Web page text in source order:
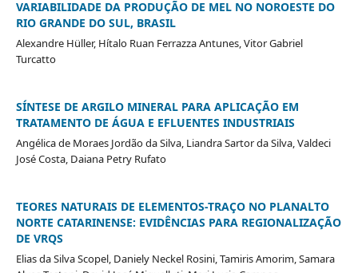
VARIABILIDADE DA PRODUÇÃO DE MEL NO NOROESTE DO
RIO GRANDE DO SUL, BRASIL
Alexandre Hüller, Hítalo Ruan Ferrazza Antunes, Vitor Gabriel
Turcatto
SÍNTESE DE ARGILO MINERAL PARA APLICAÇÃO EM
TRATAMENTO DE ÁGUA E EFLUENTES INDUSTRIAIS
Angélica de Moraes Jordão da Silva, Liandra Sartor da Silva, Valdeci
José Costa, Daiana Petry Rufato
TEORES NATURAIS DE ELEMENTOS-TRAÇO NO PLANALTO
NORTE CATARINENSE: EVIDÊNCIAS PARA REGIONALIZAÇÃO
DE VRQS
Elias da Silva Scopel, Daniely Neckel Rosini, Tamiris Amorim, Samara